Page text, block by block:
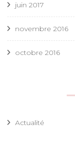
juin 2017
novembre 2016
octobre 2016
Actualité